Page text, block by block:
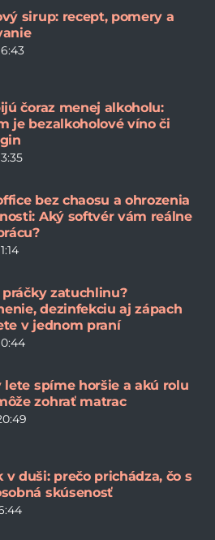
sirup: recept, pomery a
čoraz menej alkoholu:
je bezalkoholové víno či
bez chaosu a ohrozenia
Aký softvér vám reálne
zatuchlinu?
dezinfekciu aj zápach
v jednom praní
lete spíme horšie a akú rolu
zohrať matrac
v duši: prečo prichádza, čo s
skúsenosť